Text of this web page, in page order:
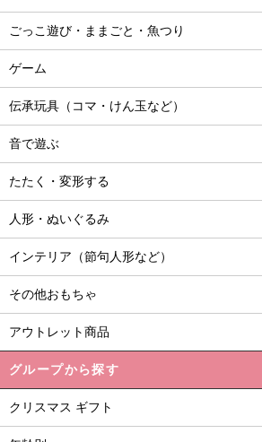
ごっこ遊び・ままごと・魚つり
ゲーム
伝承玩具（コマ・けん玉など）
音で遊ぶ
たたく・変形する
人形・ぬいぐるみ
インテリア（節句人形など）
その他おもちゃ
アウトレット商品
グループから探す
クリスマス ギフト